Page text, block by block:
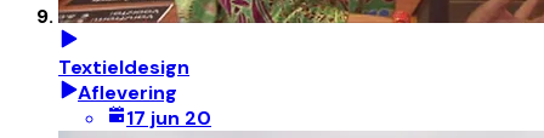
Textieldesign
Aflevering
17 jun 20